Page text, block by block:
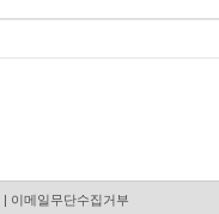
| 이메일무단수집거부